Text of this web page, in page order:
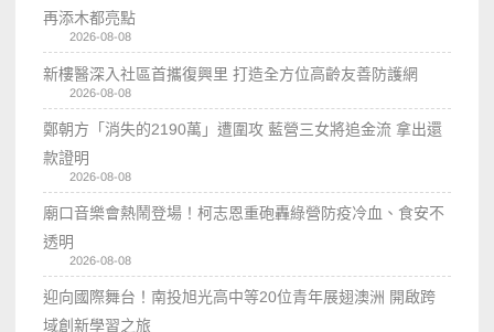
再添木都亮點
2026-08-08
新樓醫深入社區首攜復興里 打造全方位高齡友善防護網
2026-08-08
鄭朝方「消失的2190萬」遭圍攻 藍營三女將追金流 拿出還
款證明
2026-08-08
廟口音樂會熱鬧登場！柯志恩重砲轟綠營防疫冷血、食安不
透明
2026-08-08
迎向國際舞台！南投旭光高中等20位青年展翅澳洲 開啟跨
域創新學習之旅